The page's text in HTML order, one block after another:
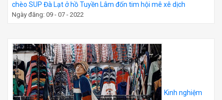
chèo SUP Đà Lạt ở hồ Tuyền Lâm đốn tim hội mê xê dịch
Ngày đăng: 09 - 07 - 2022
Kinh nghiệm